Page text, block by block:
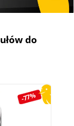
do
-77%